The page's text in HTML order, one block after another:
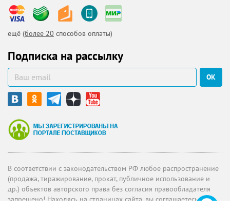
ещё (более 20 способов оплаты)
Подписка на рассылку
ОК
В соответствии с законодательством РФ любое распространение
(продажа, тиражирование, прокат, публичное использование и
др.) объектов авторского права без согласия правообладателя
запрещено! Находясь на страницах сайта, вы соглашаетесь с